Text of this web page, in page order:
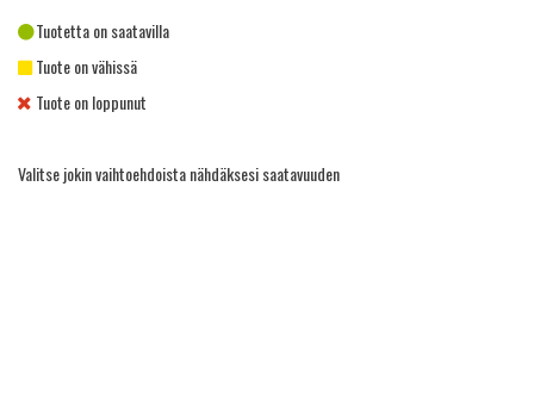
Tuotetta on saatavilla
Tuote on vähissä
Tuote on loppunut
Valitse jokin vaihtoehdoista nähdäksesi saatavuuden